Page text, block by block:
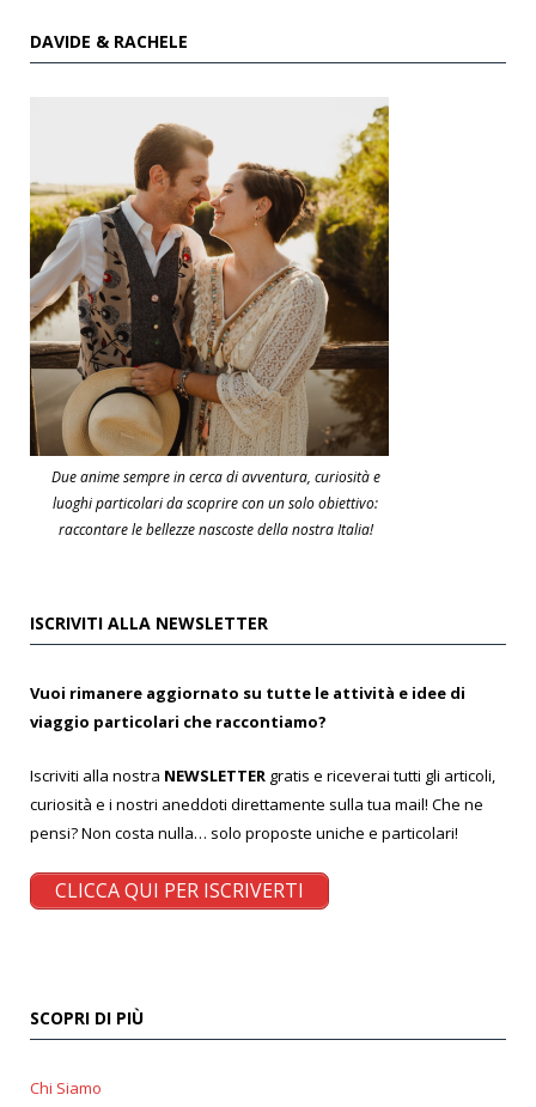
DAVIDE & RACHELE
Due anime sempre in cerca di avventura, curiosità e
luoghi particolari da scoprire con un solo obiettivo:
raccontare le bellezze nascoste della nostra Italia!
ISCRIVITI ALLA NEWSLETTER
Vuoi rimanere aggiornato su tutte le attività e idee di
viaggio particolari che raccontiamo?
Iscriviti alla nostra NEWSLETTER gratis e riceverai tutti gli articoli,
curiosità e i nostri aneddoti direttamente sulla tua mail! Che ne
pensi? Non costa nulla… solo proposte uniche e particolari!
CLICCA QUI PER ISCRIVERTI
SCOPRI DI PIÙ
Chi Siamo